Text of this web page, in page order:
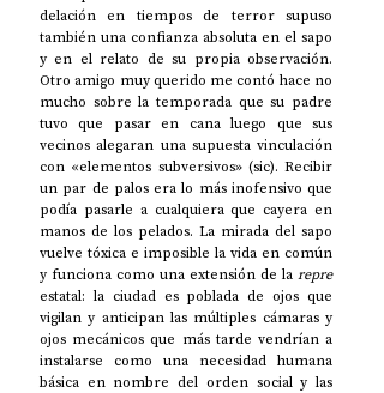
delación en tiempos de terror supuso
también una confianza absoluta en el sapo
y en el relato de su propia observación.
Otro amigo muy querido me contó hace no
mucho sobre la temporada que su padre
tuvo que pasar en cana luego que sus
vecinos alegaran una supuesta vinculación
con «elementos subversivos» (sic). Recibir
un par de palos era lo más inofensivo que
podía pasarle a cualquiera que cayera en
manos de los pelados. La mirada del sapo
vuelve tóxica e imposible la vida en común
y funciona como una extensión de la repre
estatal: la ciudad es poblada de ojos que
vigilan y anticipan las múltiples cámaras y
ojos mecánicos que más tarde vendrían a
instalarse como una necesidad humana
básica en nombre del orden social y las